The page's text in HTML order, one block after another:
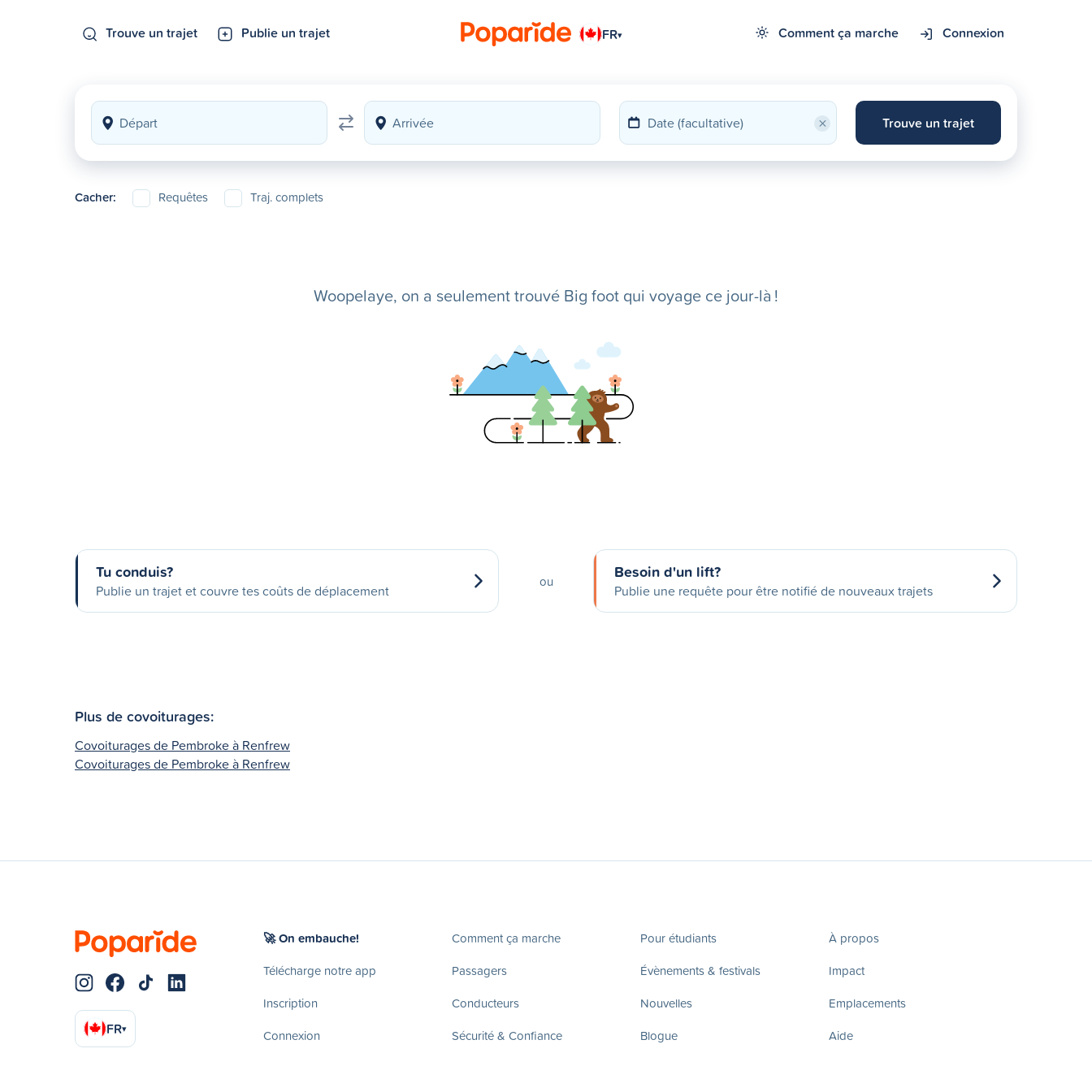
Trouve un trajet Publie un trajet FR▾ Comment ça marche Connexion
× Trouve un trajet
Cacher: Requêtes Traj. complets
Woopelaye, on a seulement trouvé Big foot qui voyage ce jour-là !
Tu conduis?
Publie un trajet et couvre tes coûts de déplacement
ou Besoin d'un lift?
Publie une requête pour être notifié de nouveaux trajets
Plus de covoiturages:
Covoiturages de Pembroke à Renfrew
Covoiturages de Pembroke à Renfrew
FR▾
🚀 On embauche!
Télécharge notre app
Inscription
Connexion
Comment ça marche
Passagers
Conducteurs
Sécurité & Confiance
Pour étudiants
Évènements & festivals
Nouvelles
Blogue
À propos
Impact
Emplacements
Aide